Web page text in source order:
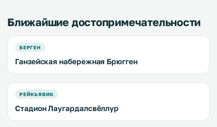
Ближайшие достопримечательности
БЕРГЕН
Ганзейская набережная Брюгген
РЕЙКЬЯВИК
Стадион Лаугардалсвёллур